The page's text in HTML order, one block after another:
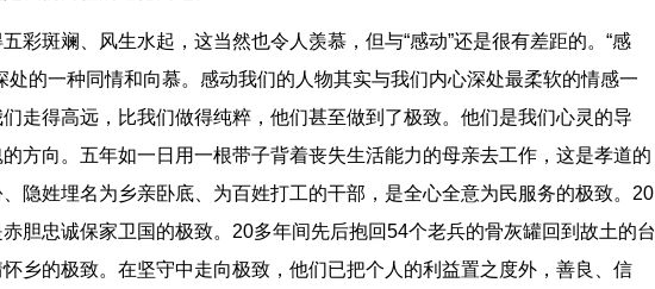
彩斑斓、风生水起，这当然也令人羡慕，但与“感动”还是很有差距的。“感
处的一种同情和向慕。感动我们的人物其实与我们内心深处最柔软的情感一
走得高远，比我们做得纯粹，他们甚至做到了极致。他们是我们心灵的导
方向。五年如一日用一根带子背着丧失生活能力的母亲去工作，这是孝道的
隐姓埋名为乡亲卧底、为百姓打工的干部，是全心全意为民服务的极致。20
胆忠诚保家卫国的极致。20多年间先后抱回54个老兵的骨灰罐回到故土的台
乡的极致。在坚守中走向极致，他们已把个人的利益置之度外，善良、信